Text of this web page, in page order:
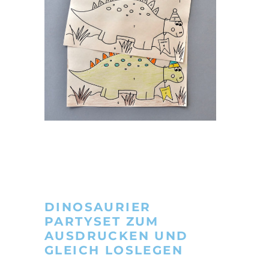
DINOSAURIER
PARTYSET ZUM
AUSDRUCKEN UND
GLEICH LOSLEGEN